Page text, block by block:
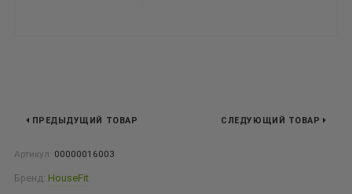
ПРЕДЫДУЩИЙ ТОВАР СЛЕДУЮЩИЙ ТОВАР
Артикул: 00000016003
Бренд: HouseFit